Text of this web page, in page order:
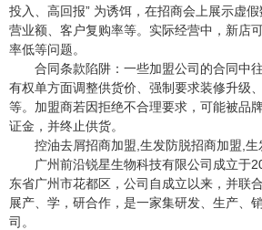
投入、高回报” 为诱饵，在招商会上展示虚
营业额、客户复购率等。实际经营中，新店
率低等问题。
合同条款陷阱：一些加盟公司的合同中
有权单方面调整供货价、强制要求装修升级
等。加盟商若因拒绝不合理要求，可能被品
证金，并终止供货。
控油去屑招商加盟,生发防脱招商加盟,生
广州前沿锐星生物科技有限公司成立于
东省广州市花都区，公司自成立以来，并联
展产、学，研合作，是一家集研发、生产、
司。